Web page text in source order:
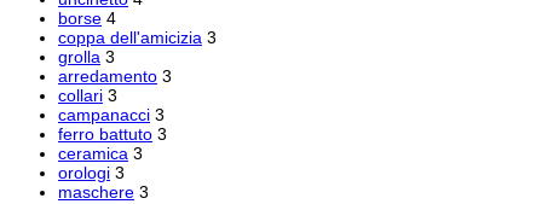
borse 4
coppa dell'amicizia 3
grolla 3
arredamento 3
collari 3
campanacci 3
ferro battuto 3
ceramica 3
orologi 3
maschere 3